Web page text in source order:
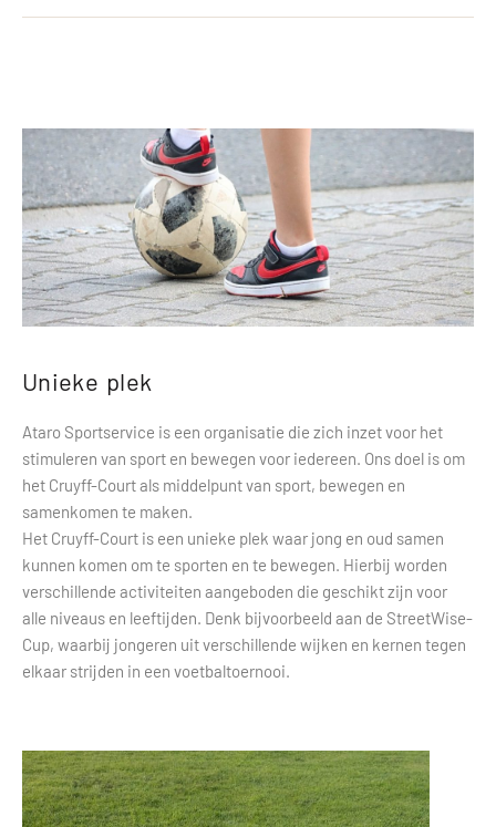
Unieke plek
Ataro Sportservice is een organisatie die zich inzet voor het
stimuleren van sport en bewegen voor iedereen. Ons doel is om
het Cruyff-Court als middelpunt van sport, bewegen en
samenkomen te maken.
Het Cruyff-Court is een unieke plek waar jong en oud samen
kunnen komen om te sporten en te bewegen. Hierbij worden
verschillende activiteiten aangeboden die geschikt zijn voor
alle niveaus en leeftijden. Denk bijvoorbeeld aan de StreetWise-
Cup, waarbij jongeren uit verschillende wijken en kernen tegen
elkaar strijden in een voetbaltoernooi.